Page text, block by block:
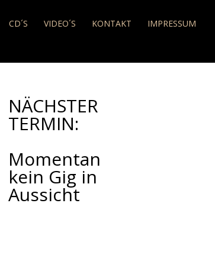
CD´S VIDEO´S KONTAKT IMPRESSUM
NÄCHSTER
TERMIN:
Momentan
kein Gig in
Aussicht